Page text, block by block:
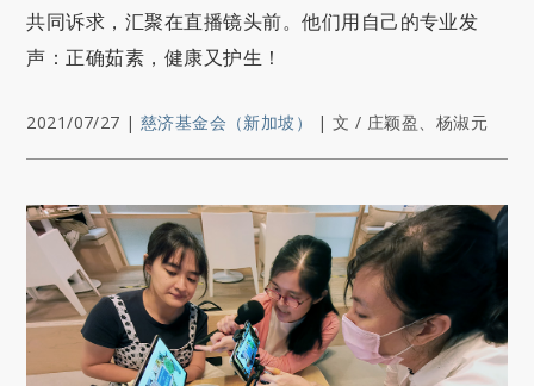
共同诉求，汇聚在直播镜头前。他们用自己的专业发
声：正确茹素，健康又护生！
2021/07/27 | 慈济基金会（新加坡） |文 / 庄颖盈、杨淑元